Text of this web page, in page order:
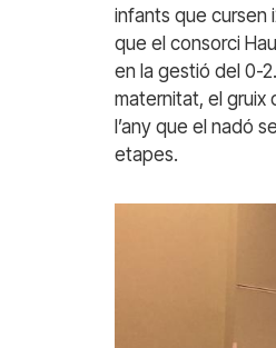
infants que cursen
que el consorci
en la gestió del 0-
maternitat, el gruix
l’any que el nadó
etapes.